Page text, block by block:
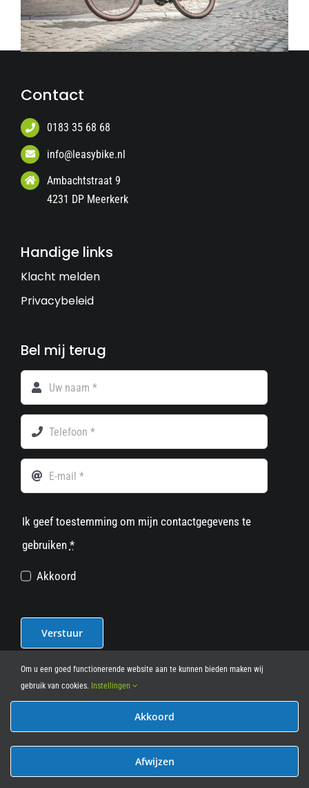
Contact
0183 35 68 68
info@leasybike.nl
Ambachtstraat 9
4231 DP Meerkerk
Handige links
Klacht melden
Privacybeleid
Bel mij terug
Ik geef toestemming om mijn contactgegevens te
gebruiken *
Akkoord
Verstuur
© 2012 - 2026• Leasy Bike • All Rights Reserved • powered
Om u een goed functionerende website aan te kunnen bieden maken wij
gebruik van cookies. Instellingen
Akkoord
Afwijzen